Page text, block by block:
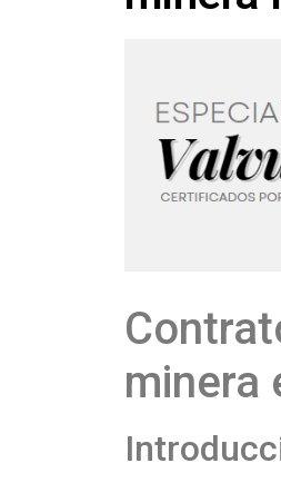
minera